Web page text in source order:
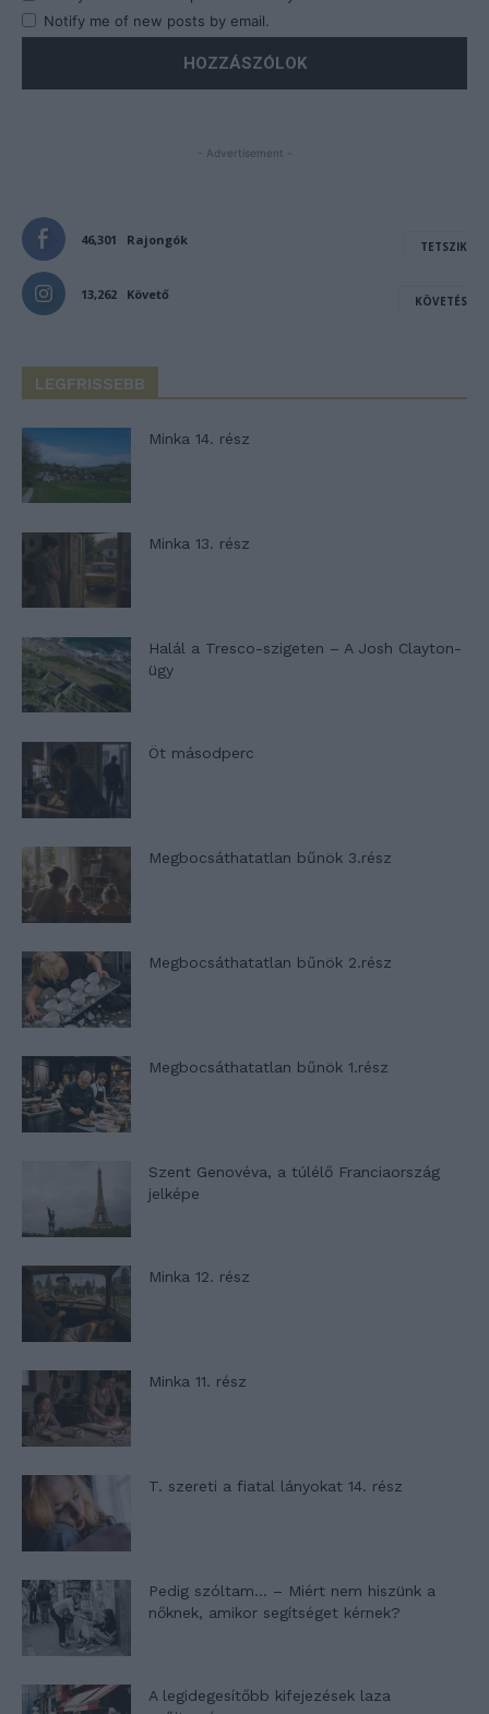
Notify me of new posts by email.
- Advertisement -
46,301 Rajongók TETSZIK
13,262 Követő KÖVETÉS
LEGFRISSEBB
Minka 14. rész
Minka 13. rész
Halál a Tresco-szigeten – A Josh Clayton-
ügy
Öt másodperc
Megbocsáthatatlan bűnök 3.rész
Megbocsáthatatlan bűnök 2.rész
Megbocsáthatatlan bűnök 1.rész
Szent Genovéva, a túlélő Franciaország
jelképe
Minka 12. rész
Minka 11. rész
T. szereti a fiatal lányokat 14. rész
Pedig szóltam… – Miért nem hiszünk a
nőknek, amikor segítséget kérnek?
A legidegesítőbb kifejezések laza